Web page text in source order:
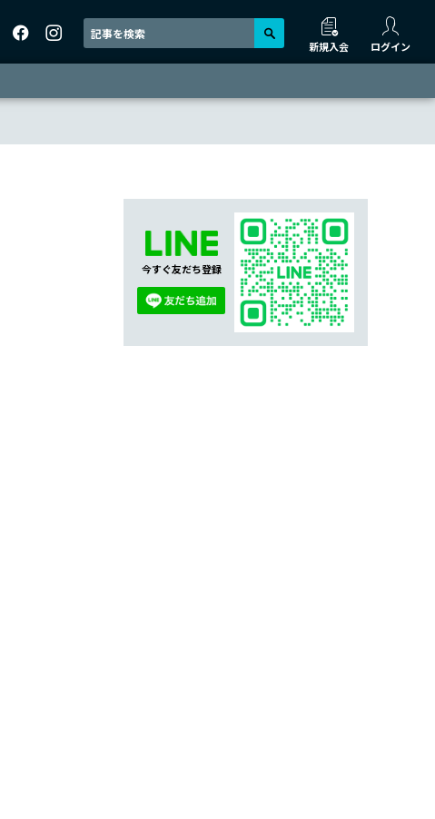
新規入会 ログイン
今すぐ友だち登録